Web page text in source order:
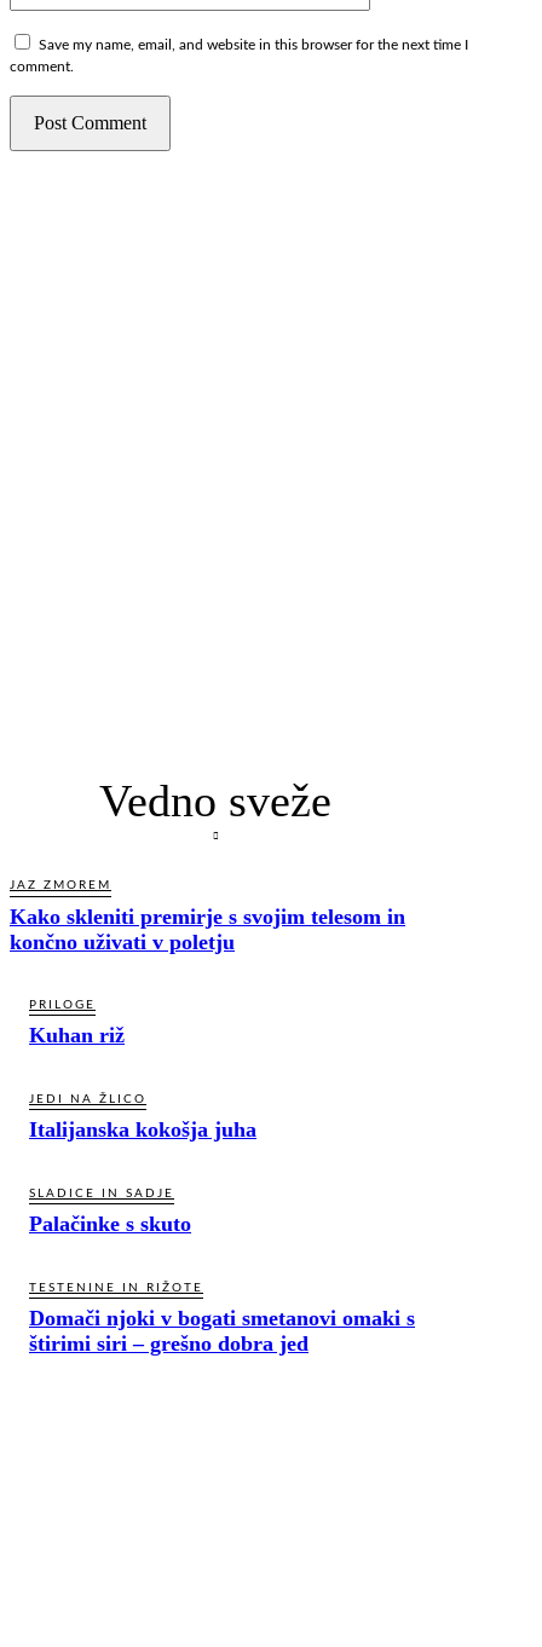
Save my name, email, and website in this browser for the next time I
comment.
Vedno sveže
JAZ ZMOREM
Kako skleniti premirje s svojim telesom in
končno uživati v poletju
PRILOGE
Kuhan riž
JEDI NA ŽLICO
Italijanska kokošja juha
SLADICE IN SADJE
Palačinke s skuto
TESTENINE IN RIŽOTE
Domači njoki v bogati smetanovi omaki s
štirimi siri – grešno dobra jed